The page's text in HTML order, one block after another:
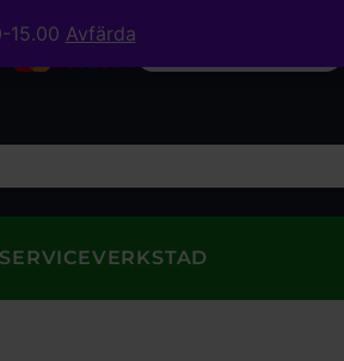
15.00 Avfärda
SERVICEVERKSTAD